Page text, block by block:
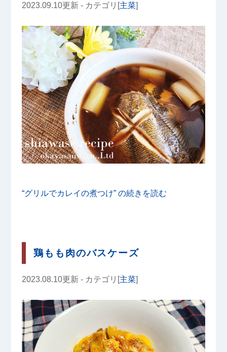
2023.09.10更新 - カテゴリ[主菜]
“グリルでカレイの煮つけ” の続きを読む
鶏もも肉のバスケーズ
2023.08.10更新 - カテゴリ[主菜]